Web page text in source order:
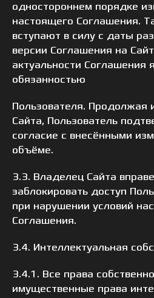
одностороннем порядке
настоящего Соглашения.
вступают в силу с даты
версии Соглашения на
актуальности Соглашения
обязанностью
Пользователя. Продолжая
Сайта, Пользователь
согласие с внесёнными
объёме.
3.3. Владелец Сайта
заблокировать доступ
при нарушении условий
Соглашения.
3.4. Интеллектуальная
3.4.1. Все права
имущественные права